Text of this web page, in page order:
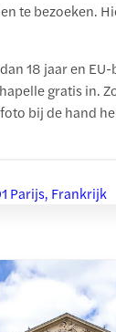
te bezoeken.
18 jaar en
gratis in.
bij de hand
Parijs, Frankrijk